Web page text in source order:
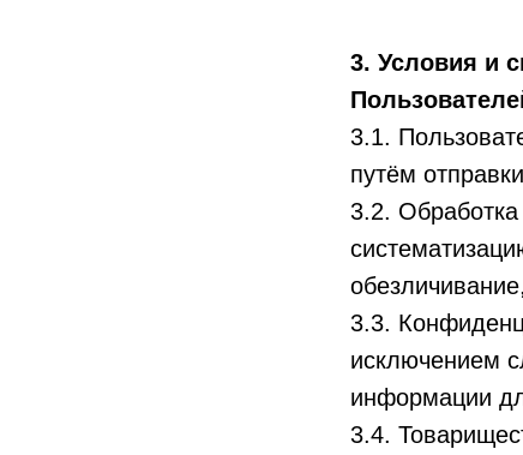
3. Условия и
3.1.
путём
3.2.
3.3.
исключением
информации
3.4.